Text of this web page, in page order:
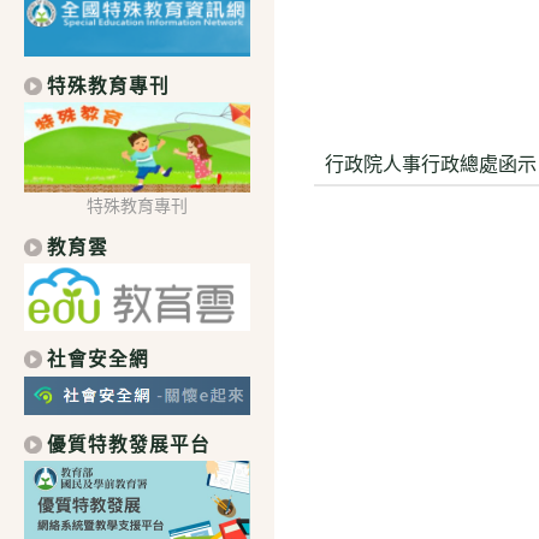
行政院人事行政總處函示
特殊教育專刊
特殊教育專刊
教育雲
社會安全網
優質特教發展平台